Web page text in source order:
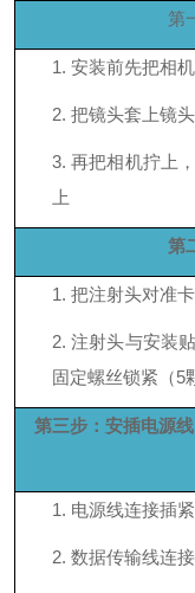
第
1. 安装前先把相
2. 把镜头套上镜
3.再把相机拧上
上
第
1. 把注射头对准
2.注射头与安装
固定螺丝锁紧（5
第三步：安插电源
1. 电源线连接插紧
2. 数据传输线连